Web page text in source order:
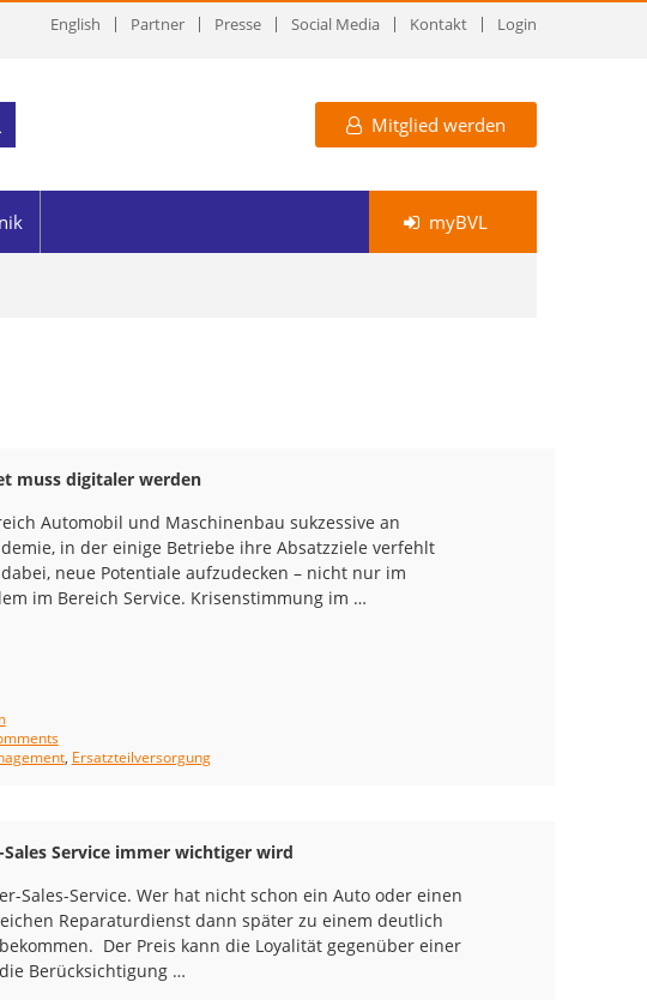
English Partner Presse Social Media Kontakt Login
Mitglied werden
myBVL
muss digitaler werden
Automobil und Maschinenbau sukzessive an
in der einige Betriebe ihre Absatzziele verfehlt
neue Potentiale aufzudecken – nicht nur im
im Bereich Service. Krisenstimmung im …
, Ersatzteilversorgung
Service immer wichtiger wird
Sales-Service. Wer hat nicht schon ein Auto oder einen
Reparaturdienst dann später zu einem deutlich
Der Preis kann die Loyalität gegenüber einer
Berücksichtigung …